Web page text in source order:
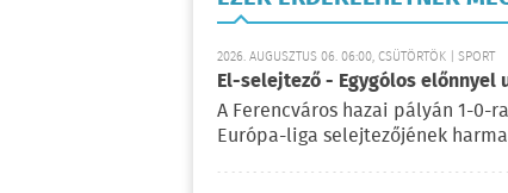
2026. AUGUSZTUS 06. 06:00, CSÜTÖRTÖK | SPORT
El-selejtező - Egygólos előnnyel
A Ferencváros hazai pályán 1-0-
Európa-liga selejtezőjének